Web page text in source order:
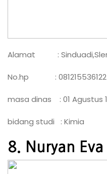
Alamat :
No.hp : 081215536122
masa dinas : 01 Agustus
bidang studi : Kimia
8. Nuryan Eva